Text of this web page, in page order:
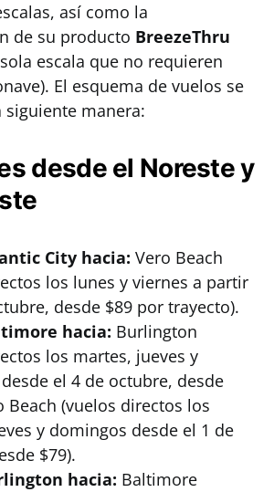
así como la
de su producto BreezeThru
escala que no requieren
El esquema de vuelos se
manera:
desde el Noreste y
City hacia: Vero Beach
los lunes y viernes a partir
desde $89 por trayecto).
hacia: Burlington
los martes, jueves y
el 4 de octubre, desde
Beach (vuelos directos los
y domingos desde el 1 de
$79).
hacia: Baltimore